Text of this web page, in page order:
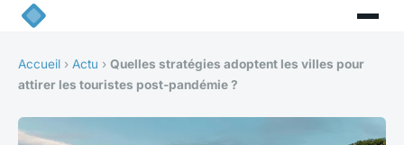
Accueil › Actu › Quelles stratégies adoptent les villes pour
attirer les touristes post-pandémie ?